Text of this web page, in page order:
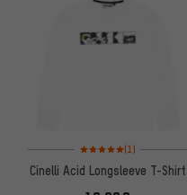
Bewertungen: 5 von 5
(1)
Cinelli Acid Longsleeve T-Shirt